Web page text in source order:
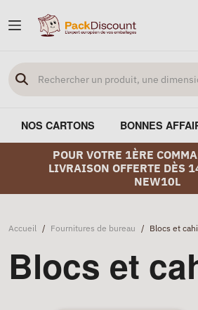
NOS CARTONS BONNES
POUR VOTRE 1ÈRE
LIVRAISON OFFERTE DÈS
NEW10L
Accueil / Fournitures de bureau / Blocs et
Blocs et